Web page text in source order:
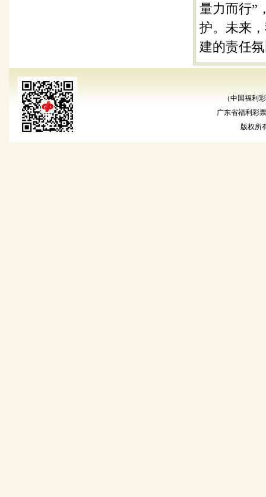
量力而行”
护。未来
建的责任
（中国福利
广东省福利彩
版权所